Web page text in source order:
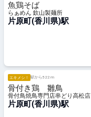
魚鶏そば
らぁめん 欽山製麺所
片原町(香川県)駅
エキメシ！ 駅から522 m
骨付き鶏 雛鳥
骨付鳥焼鳥専門店串どり高松店
片原町(香川県)駅